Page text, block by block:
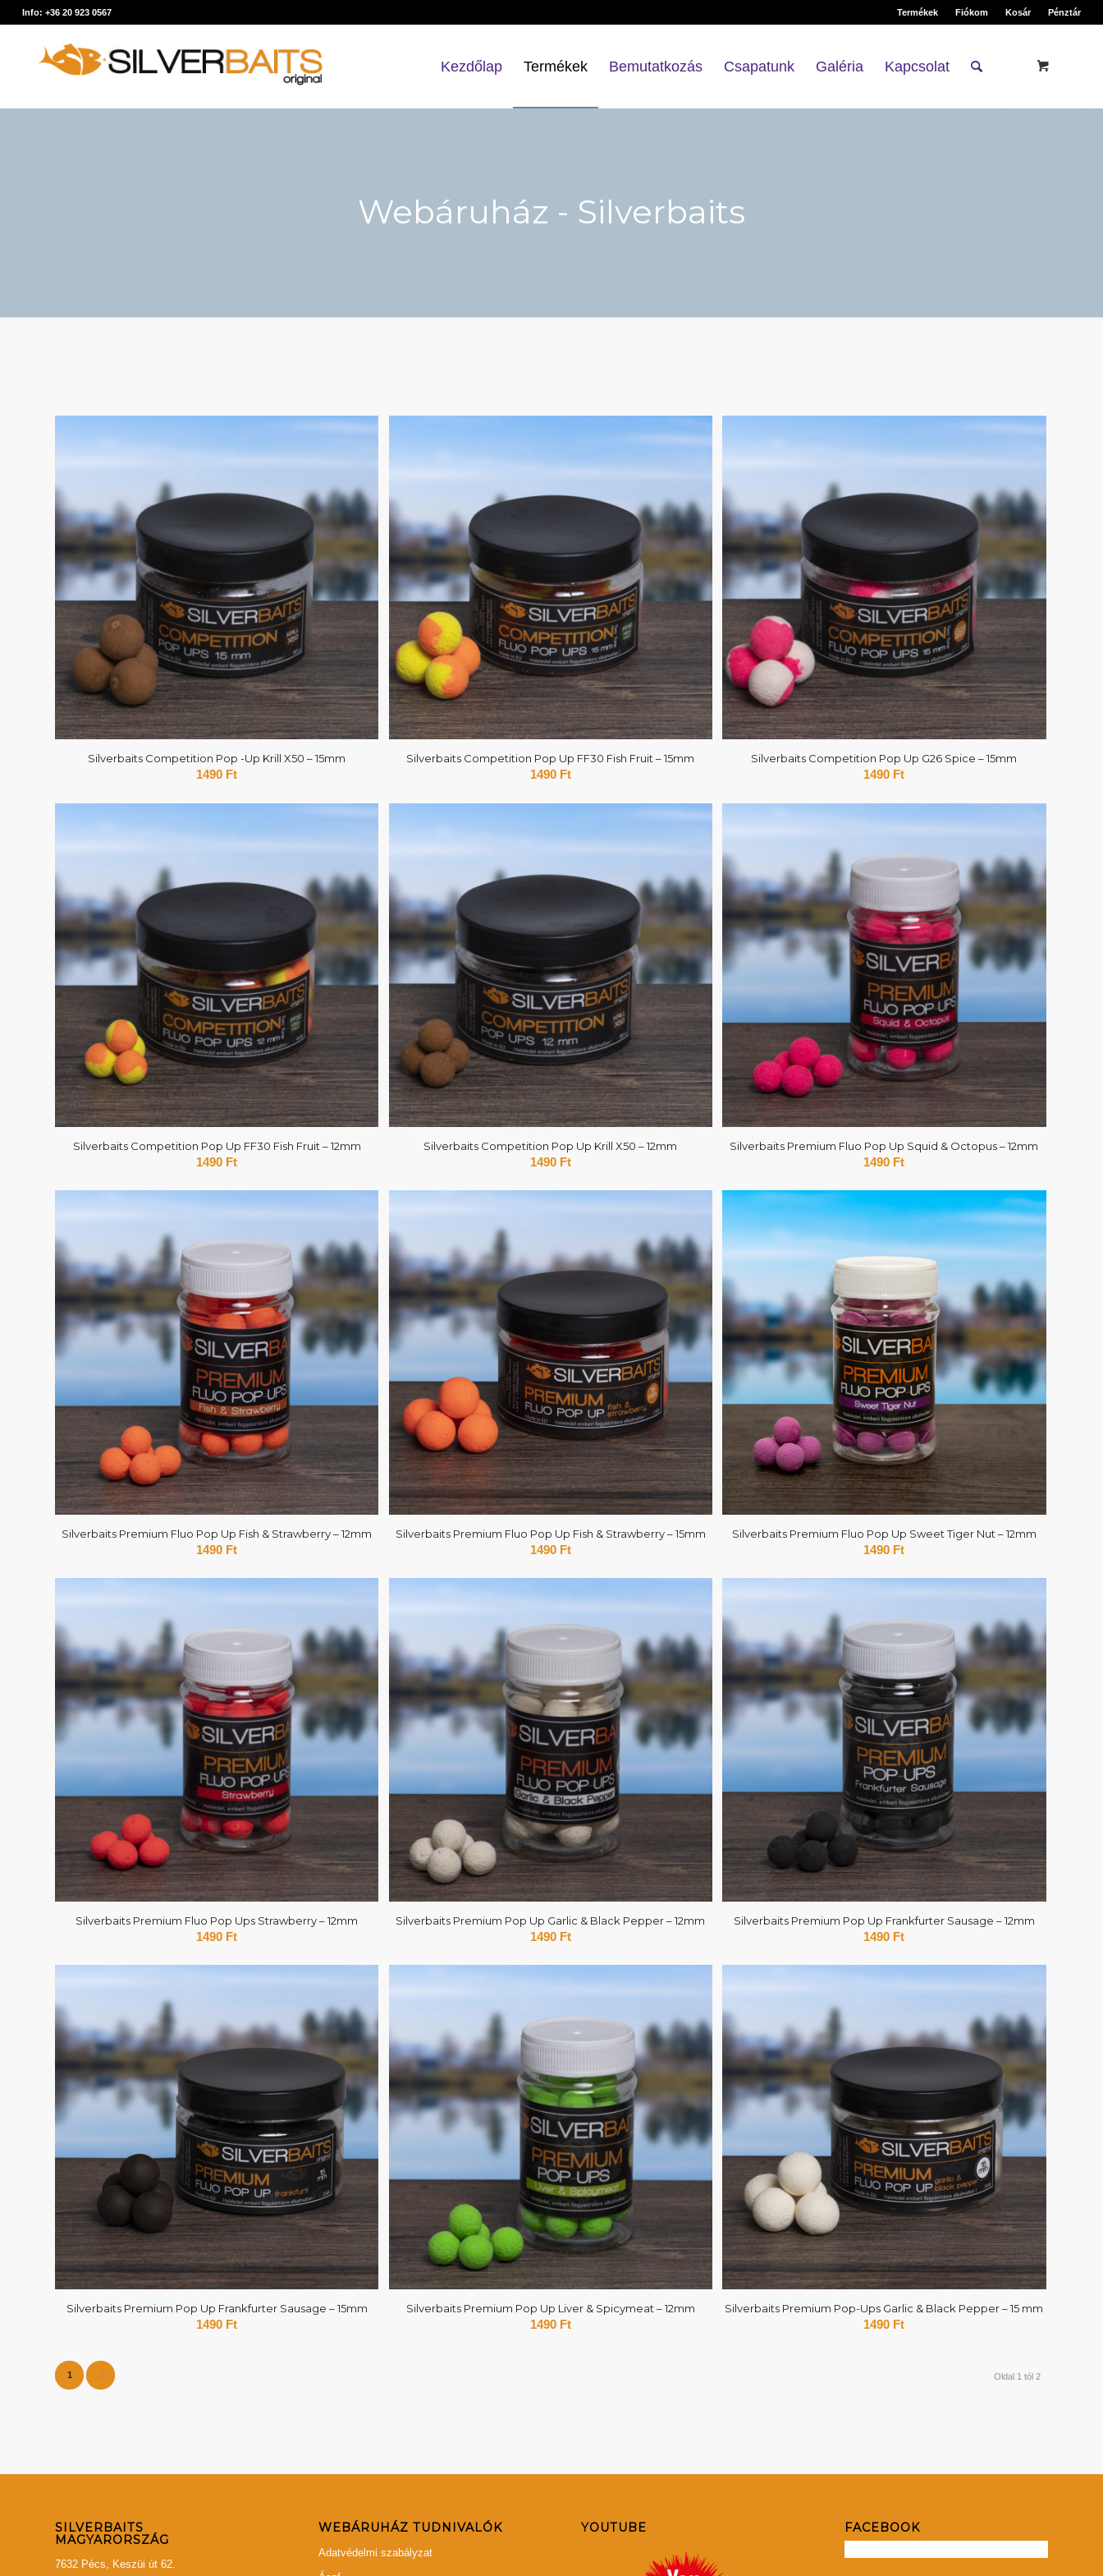
Termékek Fiókom Kosár Pénztár
Info: +36 20 923 0567
Kezdőlap Termékek Bemutatkozás Csapatunk Galéria Kapcsolat
Webáruház - Silverbaits
Silverbaits Competition Pop -Up Krill X50 – 15mm
1490 Ft
Silverbaits Competition Pop Up FF30 Fish Fruit – 15mm
1490 Ft
Silverbaits Competition Pop Up G26 Spice – 15mm
1490 Ft
Silverbaits Competition Pop Up FF30 Fish Fruit – 12mm
1490 Ft
Silverbaits Competition Pop Up Krill X50 – 12mm
1490 Ft
Silverbaits Premium Fluo Pop Up Squid & Octopus – 12mm
1490 Ft
Silverbaits Premium Fluo Pop Up Fish & Strawberry – 12mm
1490 Ft
Silverbaits Premium Fluo Pop Up Fish & Strawberry – 15mm
1490 Ft
Silverbaits Premium Fluo Pop Up Sweet Tiger Nut – 12mm
1490 Ft
Silverbaits Premium Fluo Pop Ups Strawberry – 12mm
1490 Ft
Silverbaits Premium Pop Up Garlic & Black Pepper – 12mm
1490 Ft
Silverbaits Premium Pop Up Frankfurter Sausage – 12mm
1490 Ft
Silverbaits Premium Pop Up Frankfurter Sausage – 15mm
1490 Ft
Silverbaits Premium Pop Up Liver & Spicymeat – 12mm
1490 Ft
Silverbaits Premium Pop-Ups Garlic & Black Pepper – 15 mm
1490 Ft
Oldal 1 tól 2
1 2
SILVERBAITS
MAGYARORSZÁG
7632 Pécs, Keszüi út 62.
WEBÁRUHÁZ TUDNIVALÓK
Adatvédelmi szabályzat
YOUTUBE FACEBOOK